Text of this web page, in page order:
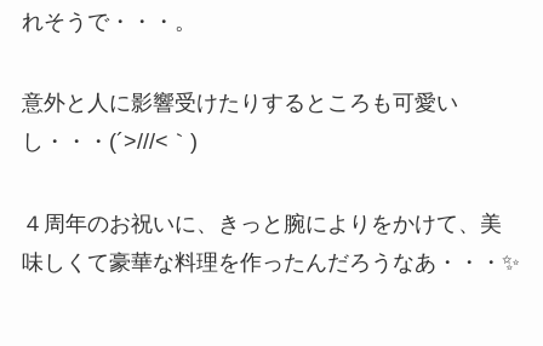
れそうで・・・。
意外と人に影響受けたりするところも可愛い
し・・・(´>///<｀)
４周年のお祝いに、きっと腕によりをかけて、美
味しくて豪華な料理を作ったんだろうなあ・・・✨